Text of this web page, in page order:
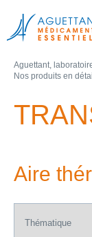
Aguettant,
Nos produits en
Aire